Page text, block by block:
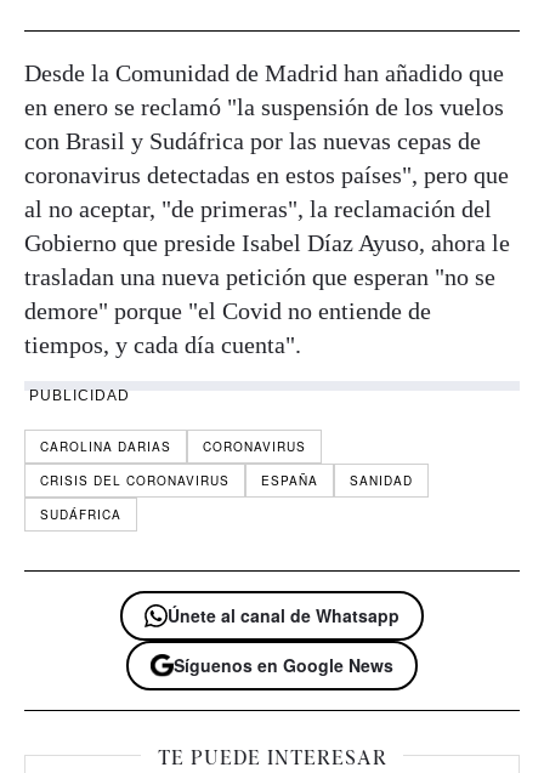
Desde la Comunidad de Madrid han añadido que
en enero se reclamó "la suspensión de los vuelos
con Brasil y Sudáfrica por las nuevas cepas de
coronavirus detectadas en estos países", pero que
al no aceptar, "de primeras", la reclamación del
Gobierno que preside Isabel Díaz Ayuso, ahora le
trasladan una nueva petición que esperan "no se
demore" porque "el Covid no entiende de
tiempos, y cada día cuenta".
PUBLICIDAD
CAROLINA DARIAS
CORONAVIRUS
CRISIS DEL CORONAVIRUS
ESPAÑA
SANIDAD
SUDÁFRICA
Únete al canal de Whatsapp
Síguenos en Google News
TE PUEDE INTERESAR